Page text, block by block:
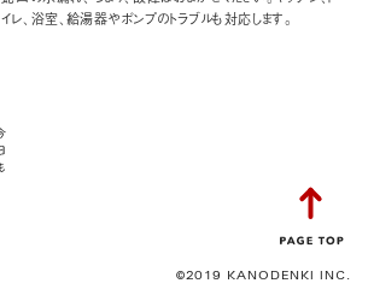
イレ、浴室、給湯器やポンプのトラブルも対応します。
©2019 KANODENKI INC.